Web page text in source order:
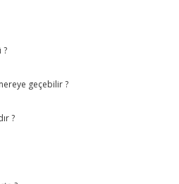
?
geçebilir ?
?